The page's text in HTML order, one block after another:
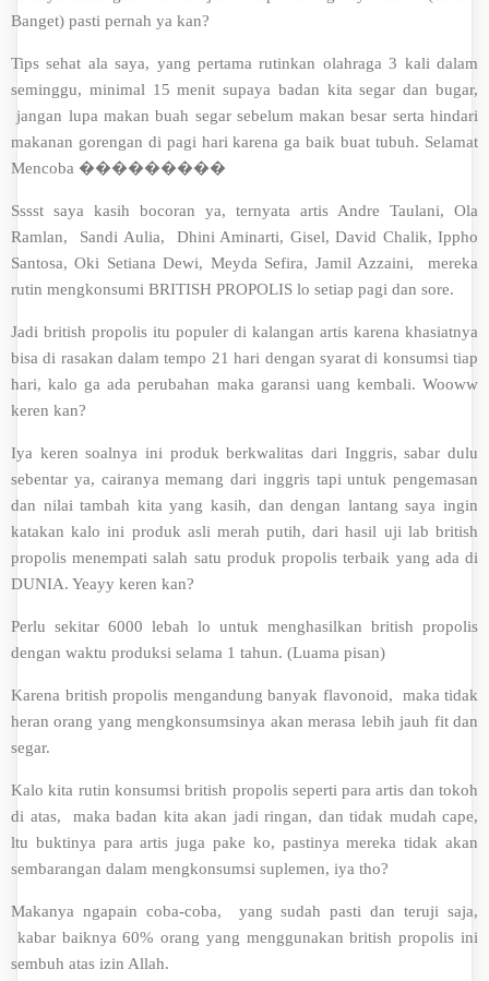
Banget) pasti pernah ya kan?
Tips sehat ala saya, yang pertama rutinkan olahraga 3 kali dalam
seminggu, minimal 15 menit supaya badan kita segar dan bugar,
jangan lupa makan buah segar sebelum makan besar serta hindari
makanan gorengan di pagi hari karena ga baik buat tubuh. Selamat
Mencoba ���������
Sssst saya kasih bocoran ya, ternyata artis Andre Taulani, Ola
Ramlan, Sandi Aulia, Dhini Aminarti, Gisel, David Chalik, Ippho
Santosa, Oki Setiana Dewi, Meyda Sefira, Jamil Azzaini, mereka
rutin mengkonsumi BRITISH PROPOLIS lo setiap pagi dan sore.
Jadi british propolis itu populer di kalangan artis karena khasiatnya
bisa di rasakan dalam tempo 21 hari dengan syarat di konsumsi tiap
hari, kalo ga ada perubahan maka garansi uang kembali. Wooww
keren kan?
Iya keren soalnya ini produk berkwalitas dari Inggris, sabar dulu
sebentar ya, cairanya memang dari inggris tapi untuk pengemasan
dan nilai tambah kita yang kasih, dan dengan lantang saya ingin
katakan kalo ini produk asli merah putih, dari hasil uji lab british
propolis menempati salah satu produk propolis terbaik yang ada di
DUNIA. Yeayy keren kan?
Perlu sekitar 6000 lebah lo untuk menghasilkan british propolis
dengan waktu produksi selama 1 tahun. (Luama pisan)
Karena british propolis mengandung banyak flavonoid, maka tidak
heran orang yang mengkonsumsinya akan merasa lebih jauh fit dan
segar.
Kalo kita rutin konsumsi british propolis seperti para artis dan tokoh
di atas, maka badan kita akan jadi ringan, dan tidak mudah cape,
ltu buktinya para artis juga pake ko, pastinya mereka tidak akan
sembarangan dalam mengkonsumsi suplemen, iya tho?
Makanya ngapain coba-coba, yang sudah pasti dan teruji saja,
kabar baiknya 60% orang yang menggunakan british propolis ini
sembuh atas izin Allah.